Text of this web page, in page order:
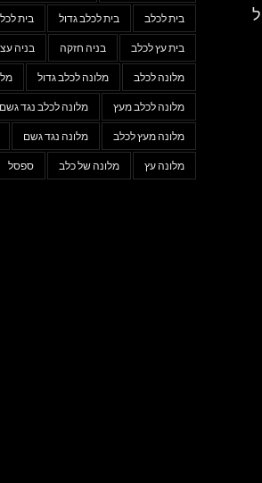
בית לכלב בית לכלב גדול בית
בית עץ לכלב בניה חזקה בניה
מלונה לכלב מלונה לכלב גדול
מלונה לכלב מעץ מלונה לכלב נגד גשם
מלונה מעץ לכלב מלונה נגד גשם
מלונה עץ מלונה של כלב ספסל